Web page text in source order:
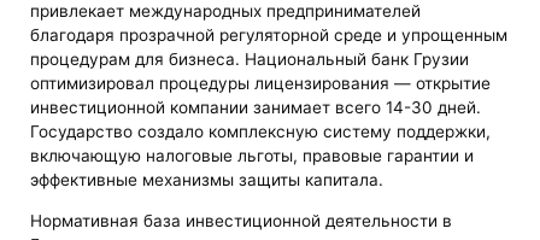
привлекает международных предпринимателей
благодаря прозрачной регуляторной среде и упрощенным
процедурам для бизнеса. Национальный банк Грузии
оптимизировал процедуры лицензирования — открытие
инвестиционной компании занимает всего 14-30 дней.
Государство создало комплексную систему поддержки,
включающую налоговые льготы, правовые гарантии и
эффективные механизмы защиты капитала.
Нормативная база инвестиционной деятельности в